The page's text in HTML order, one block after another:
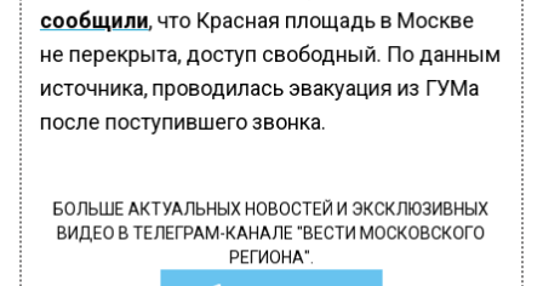
сообщили, что Красная площадь в Москве
не перекрыта, доступ свободный. По данным
источника, проводилась эвакуация из ГУМа
после поступившего звонка.
БОЛЬШЕ АКТУАЛЬНЫХ НОВОСТЕЙ И ЭКСКЛЮЗИВНЫХ
ВИДЕО В ТЕЛЕГРАМ-КАНАЛЕ "ВЕСТИ МОСКОВСКОГО
РЕГИОНА".